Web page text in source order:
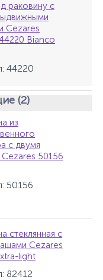
раковину с
Cezares
Bianco
44220
(2)
из
с двумя
50156
50156
стеклянная с
Cezares
light
82412